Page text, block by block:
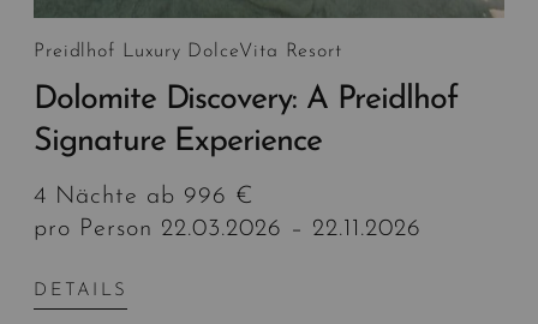
Preidlhof Luxury DolceVita Resort
Dolomite Discovery: A Preidlhof
Signature Experience
4 Nächte ab 996 €
pro Person 22.03.2026 – 22.11.2026
DETAILS